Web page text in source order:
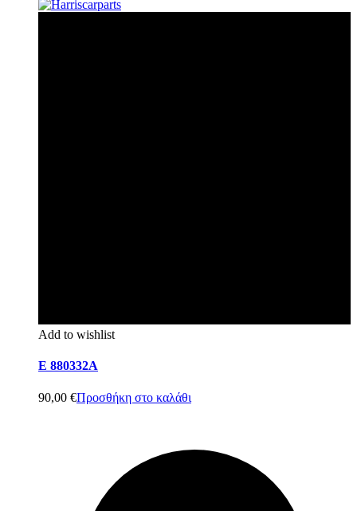
Add to wishlist
E 880332A
90,00 €Προσθήκη στο καλάθι